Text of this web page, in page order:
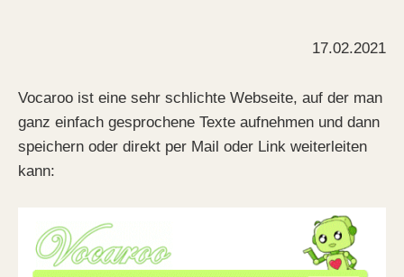
17.02.2021
Vocaroo ist eine sehr schlichte Webseite, auf der man
ganz einfach gesprochene Texte aufnehmen und dann
speichern oder direkt per Mail oder Link weiterleiten
kann: